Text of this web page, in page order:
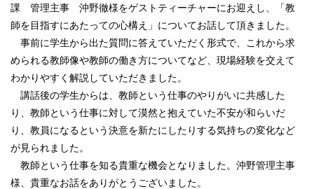
課 管理主事 沖野徹様をゲストティーチャーにお迎えし、「教
師を目指すにあたっての心構え」についてお話して頂きました。
事前に学生から出た質問に答えていただく形式で、これから求
められる教師像や教師の働き方についてなど、現場経験を交えて
わかりやすく解説していただきました。
講話後の学生からは、教師という仕事のやりがいに共感した
り、教師という仕事に対して漠然と抱えていた不安が和らいだ
り、教員になるという決意を新たにしたりする気持ちの変化など
が見られました。
教師という仕事を知る貴重な機会となりました。沖野管理主事
様、貴重なお話をありがとうございました。